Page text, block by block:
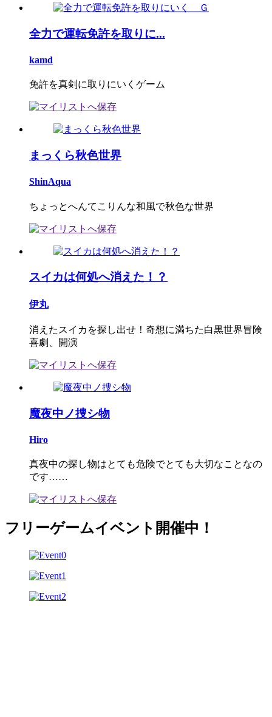
全力で運転免許を取りに...
kamd
免許を真剣に取りにいくゲーム
まっくら秋色世界
ShinAqua
ちょっとへんてこりんな和風で秋色な世界
スイカは何処へ消えた！？
伊丸
消えたスイカを探し出せ！奇想に満ちた白黒世界冒険
喜劇、開演
魔夜中ノ捜シ物
Hiro
真夜中の探し物はとても危険でとても大切なことなの
です……
フリーゲームイベント開催中！